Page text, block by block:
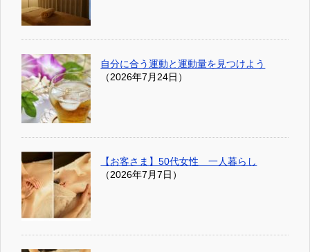
自分に合う運動と運動量を見つけよう
（2026年7月24日）
【お客さま】50代女性 一人暮らし
（2026年7月7日）